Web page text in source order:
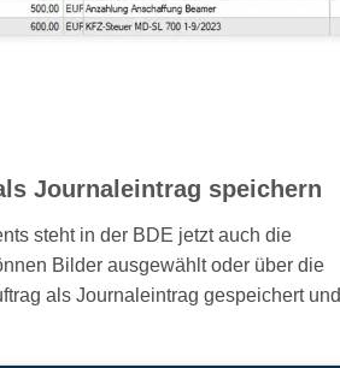
Journaleintrag speichern
steht in der BDE jetzt auch die
Bilder ausgewählt oder über die
als Journaleintrag gespeichert und